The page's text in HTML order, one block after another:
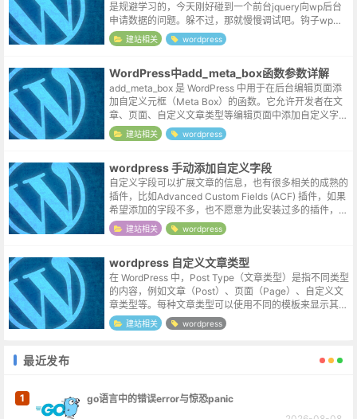
是规避学习的，今天刚好碰到一个前台jquery向wp后台
申请数据的问题。躲不过，那就慢慢调试吧。钩子wp的a
jax还区分了用户，对于不同的用户（登录与否）采用不
同的钩子，不过这里只...
建站相关 wordpress
WordPress中add_meta_box函数参数详解
add_meta_box 是 WordPress 中用于在后台编辑页面添
加自定义元框（Meta Box）的函数。它允许开发者在文
章、页面、自定义文章类型等编辑页面中添加自定义字段
或内容。以下是 add_meta_box 函数的参数及其...
建站相关 wordpress
wordpress 手动添加自定义字段
自定义字段可以扩展文章的信息，也有很多相关的成熟的
插件，比如Advanced Custom Fields (ACF) 插件，如果
希望添加的字段不多，也不愿意为此安装过多的插件，我
们也可以考虑手动来添加它。为post文章添加字段// 添...
建站相关 wordpress
wordpress 自定义文章类型
在 WordPress 中，Post Type（文章类型）是指不同类型
的内容，例如文章（Post）、页面（Page）、自定义文
章类型等。每种文章类型可以使用不同的模板来显示其内
容。以下是关于 WordPress 文章类型模板的基本信息...
建站相关 wordpress
最近发布
1
go语言中的错误error与惊恐panic